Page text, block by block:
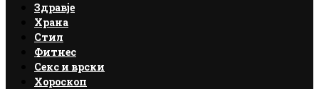
Здравје
Храна
Стил
Фитнес
Секс и врски
Хороскоп